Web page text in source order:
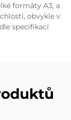
formáty A3, a
obvykle v
specifikací